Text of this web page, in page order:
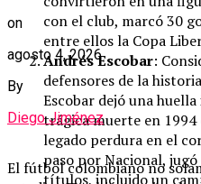
con el club, marcó 30
entre ellos la Copa
Andrés Escobar:
defensores de la
Escobar dejó una
trágica muerte en
legado perdura en el
paso por Nacional,
títulos, incluido un
on
agosto 4, 2026
By
Diego Jiménez
El fútbol colombiano no